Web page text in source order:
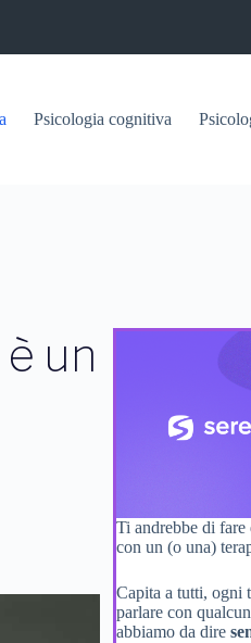
Psicologia cognitiva
un
Ti andrebbe di fare
con un (o una)
Capita a tutti, ogni
parlare con
abbiamo da dire